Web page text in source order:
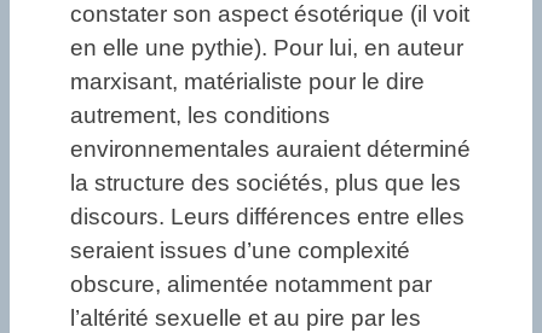
constater son aspect ésotérique (il voit
en elle une pythie). Pour lui, en auteur
marxisant, matérialiste pour le dire
autrement, les conditions
environnementales auraient déterminé
la structure des sociétés, plus que les
discours. Leurs différences entre elles
seraient issues d’une complexité
obscure, alimentée notamment par
l’altérité sexuelle et au pire par les